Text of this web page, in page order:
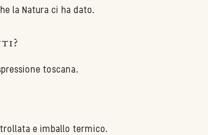
la Natura ci ha dato.
toscana.
e imballo termico.